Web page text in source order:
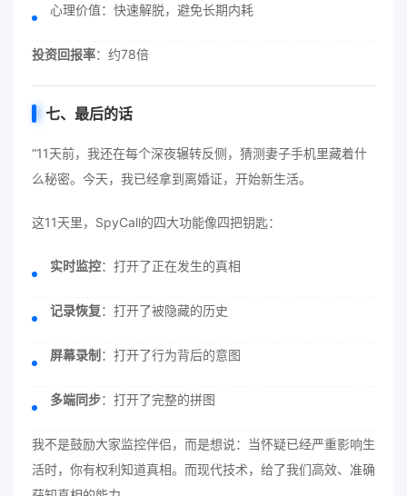
心理价值：快速解脱，避免长期内耗
投资回报率：约78倍
七、最后的话
“11天前，我还在每个深夜辗转反侧，猜测妻子手机里藏着什
么秘密。今天，我已经拿到离婚证，开始新生活。
这11天里，SpyCall的四大功能像四把钥匙：
实时监控：打开了正在发生的真相
记录恢复：打开了被隐藏的历史
屏幕录制 ：打开了行为背后的意图
多端同步：打开了完整的拼图
我不是鼓励大家监控伴侣，而是想说：当怀疑已经严重影响生
活时，你有权利知道真相。而现代技术，给了我们高效、准确